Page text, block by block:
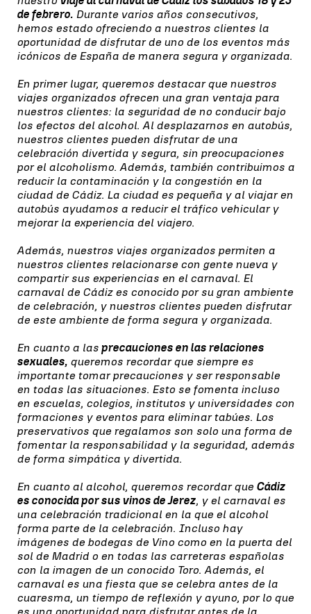
de febrero. Durante varios años consecutivos,
hemos estado ofreciendo a nuestros clientes la
oportunidad de disfrutar de uno de los eventos más
icónicos de España de manera segura y organizada.
En primer lugar, queremos destacar que nuestros
viajes organizados ofrecen una gran ventaja para
nuestros clientes: la seguridad de no conducir bajo
los efectos del alcohol. Al desplazarnos en autobús,
nuestros clientes pueden disfrutar de una
celebración divertida y segura, sin preocupaciones
por el alcoholismo. Además, también contribuimos a
reducir la contaminación y la congestión en la
ciudad de Cádiz. La ciudad es pequeña y al viajar en
autobús ayudamos a reducir el tráfico vehicular y
mejorar la experiencia del viajero.
Además, nuestros viajes organizados permiten a
nuestros clientes relacionarse con gente nueva y
compartir sus experiencias en el carnaval. El
carnaval de Cádiz es conocido por su gran ambiente
de celebración, y nuestros clientes pueden disfrutar
de este ambiente de forma segura y organizada.
En cuanto a las precauciones en las relaciones
sexuales, queremos recordar que siempre es
importante tomar precauciones y ser responsable
en todas las situaciones. Esto se fomenta incluso
en escuelas, colegios, institutos y universidades con
formaciones y eventos para eliminar tabúes. Los
preservativos que regalamos son solo una forma de
fomentar la responsabilidad y la seguridad, además
de forma simpática y divertida.
En cuanto al alcohol, queremos recordar que Cádiz
es conocida por sus vinos de Jerez, y el carnaval es
una celebración tradicional en la que el alcohol
forma parte de la celebración. Incluso hay
imágenes de bodegas de Vino como en la puerta del
sol de Madrid o en todas las carreteras españolas
con la imagen de un conocido Toro. Además, el
carnaval es una fiesta que se celebra antes de la
cuaresma, un tiempo de reflexión y ayuno, por lo que
es una oportunidad para disfrutar antes de la